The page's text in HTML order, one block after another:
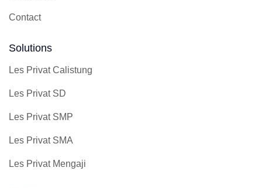
Contact
Solutions
Les Privat Calistung
Les Privat SD
Les Privat SMP
Les Privat SMA
Les Privat Mengaji